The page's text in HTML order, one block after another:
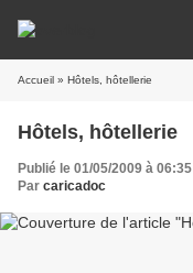
Accueil » Hôtels, hôtellerie
Hôtels, hôtellerie
Publié le 01/05/2009 à 06:35
Par caricadoc